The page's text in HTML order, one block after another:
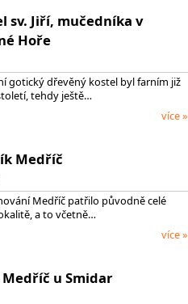
sv. Jiří, mučedníka v
Hoře
gotický dřevěný kostel byl farním již
tehdy ještě…
více »
Medříč
Medříč patřilo původně celé
a to včetně…
více »
u Smidar